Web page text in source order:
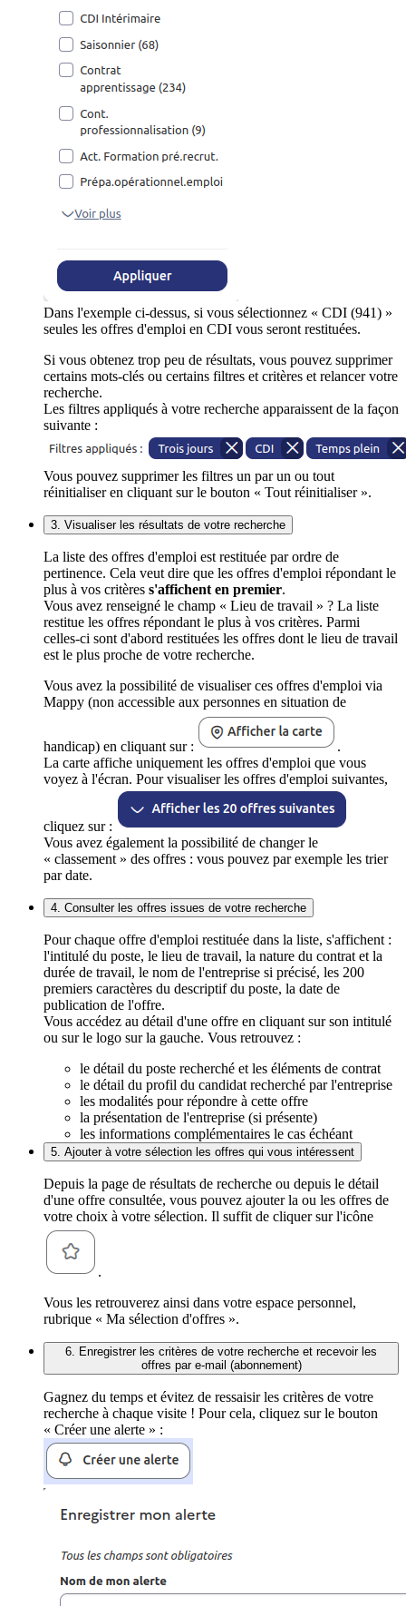
Dans l'exemple ci-dessus, si vous sélectionnez « CDI (941) »
seules les offres d'emploi en CDI vous seront restituées.
Si vous obtenez trop peu de résultats, vous pouvez supprimer
certains mots-clés ou certains filtres et critères et relancer votre
recherche.
Les filtres appliqués à votre recherche apparaissent de la façon
suivante :
Vous pouvez supprimer les filtres un par un ou tout
réinitialiser en cliquant sur le bouton « Tout réinitialiser ».
3. Visualiser les résultats de votre recherche
La liste des offres d'emploi est restituée par ordre de
pertinence. Cela veut dire que les offres d'emploi répondant le
plus à vos critères s'affichent en premier.
Vous avez renseigné le champ « Lieu de travail » ? La liste
restitue les offres répondant le plus à vos critères. Parmi
celles-ci sont d'abord restituées les offres dont le lieu de travail
est le plus proche de votre recherche.
Vous avez la possibilité de visualiser ces offres d'emploi via
Mappy (non accessible aux personnes en situation de
handicap) en cliquant sur :
.
La carte affiche uniquement les offres d'emploi que vous
voyez à l'écran. Pour visualiser les offres d'emploi suivantes,
cliquez sur :
Vous avez également la possibilité de changer le
« classement » des offres : vous pouvez par exemple les trier
par date.
4. Consulter les offres issues de votre recherche
Pour chaque offre d'emploi restituée dans la liste, s'affichent :
l'intitulé du poste, le lieu de travail, la nature du contrat et la
durée de travail, le nom de l'entreprise si précisé, les 200
premiers caractères du descriptif du poste, la date de
publication de l'offre.
Vous accédez au détail d'une offre en cliquant sur son intitulé
ou sur le logo sur la gauche. Vous retrouvez :
le détail du poste recherché et les éléments de contrat
le détail du profil du candidat recherché par l'entreprise
les modalités pour répondre à cette offre
la présentation de l'entreprise (si présente)
les informations complémentaires le cas échéant
5. Ajouter à votre sélection les offres qui vous intéressent
Depuis la page de résultats de recherche ou depuis le détail
d'une offre consultée, vous pouvez ajouter la ou les offres de
votre choix à votre sélection. Il suffit de cliquer sur l'icône
.
Vous les retrouverez ainsi dans votre espace personnel,
rubrique « Ma sélection d'offres ».
6. Enregistrer les critères de votre recherche et recevoir les
offres par e-mail (abonnement)
Gagnez du temps et évitez de ressaisir les critères de votre
recherche à chaque visite ! Pour cela, cliquez sur le bouton
« Créer une alerte » :